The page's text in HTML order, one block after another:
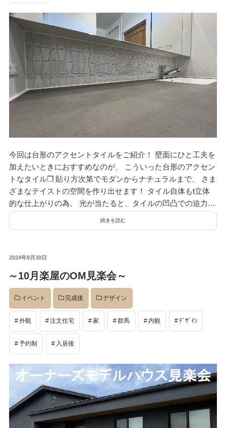
今回は台形のアクセントタイルをご紹介！ 壁面にひと工夫を
加えたいときにおすすめなのが、 こういった台形のアクセン
トなタイル❒ 貼り方次第でモダンからナチュラルまで、 さま
ざまなテイストの空間を作り出せます！ タイル自体もt立体
的な仕上がりの為、 光が当たると、タイルの凹凸での迫力…
続きを読む
投
日:
2024年9月30日
～10月楽屋のOM見楽会～
イベント 完成後 デザイン
外観 注文住宅 家 群馬 内観 ﾃﾞｻﾞｲﾝ
予約制 入居後